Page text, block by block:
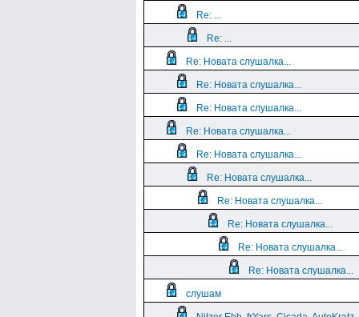
Re: ...
Re: ...
Re: Новата слушалка...
Re: Новата слушалка...
Re: Новата слушалка...
Re: Новата слушалка...
Re: Новата слушалка...
Re: Новата слушалка...
Re: Новата слушалка...
Re: Новата слушалка...
Re: Новата слушалка...
Re: Новата слушалка...
слушам